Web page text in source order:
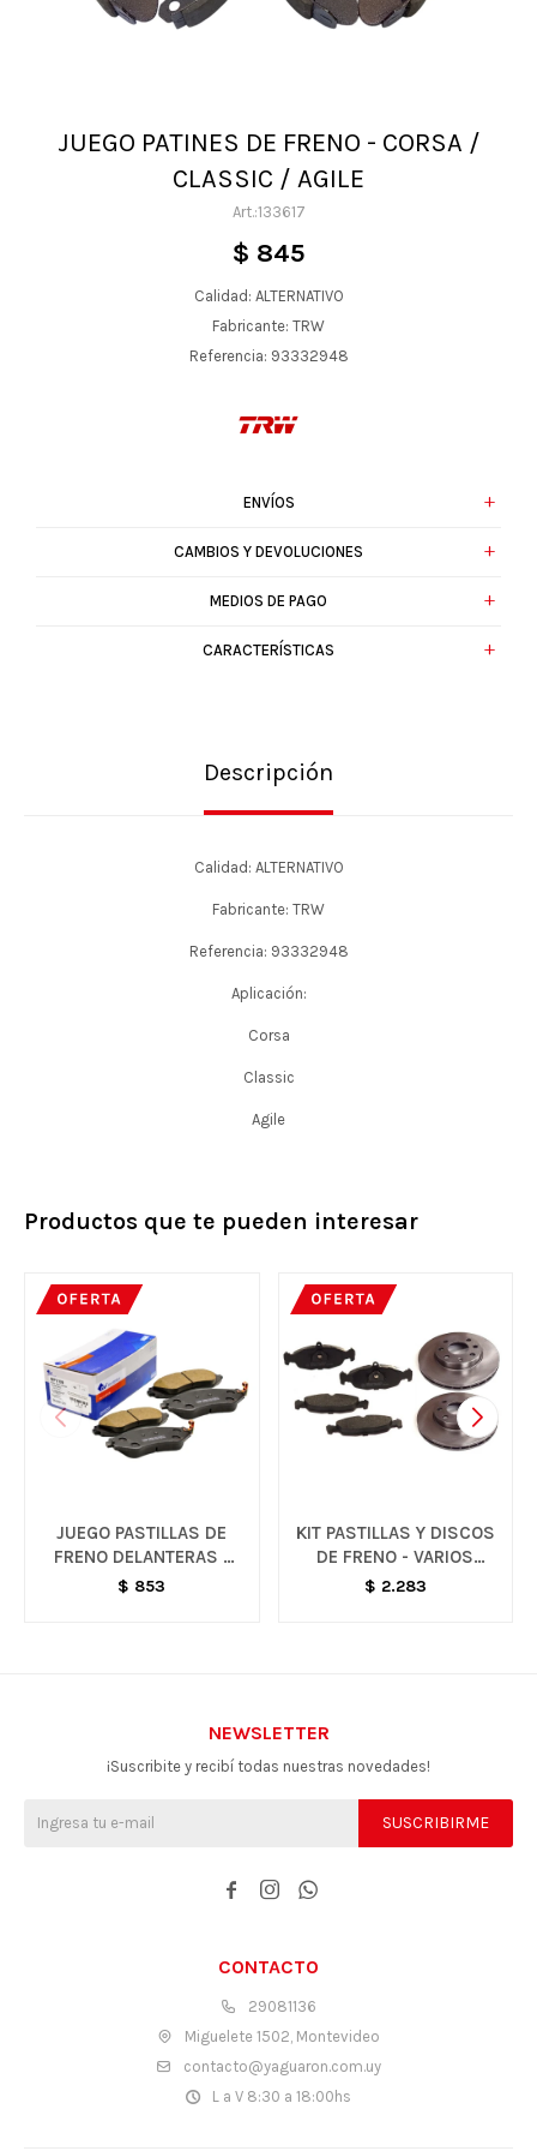
JUEGO PATINES DE FRENO - CORSA /
CLASSIC / AGILE
133617
$ 845
Calidad: ALTERNATIVO
Fabricante: TRW
Referencia: 93332948
ENVÍOS
CAMBIOS Y DEVOLUCIONES
MEDIOS DE PAGO
CARACTERÍSTICAS
Descripción
Calidad: ALTERNATIVO
Fabricante: TRW
Referencia: 93332948
Aplicación:
Corsa
Classic
Agile
Productos que te pueden interesar
JUEGO PASTILLAS DE
FRENO DELANTERAS -
AVEO
$ 853
KIT PASTILLAS Y DISCOS
DE FRENO - VARIOS
MODELOS
$ 2.283
CONTACTO
29081136
Miguelete 1502, Montevideo
contacto@yaguaron.com.uy
L a V 8:30 a 18:00hs
NEWSLETTER
¡Suscribite y recibí todas nuestras novedades!
SUSCRIBIRME
  